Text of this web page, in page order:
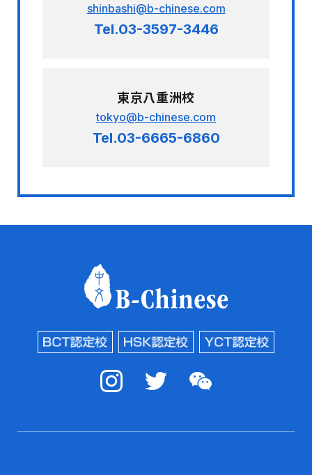
shinbashi@b-chinese.com
Tel.03-3597-3446
東京八重洲校
tokyo@b-chinese.com
Tel.03-6665-6860